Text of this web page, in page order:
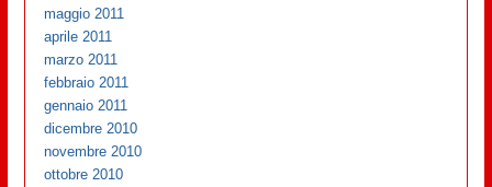
maggio 2011
aprile 2011
marzo 2011
febbraio 2011
gennaio 2011
dicembre 2010
novembre 2010
ottobre 2010